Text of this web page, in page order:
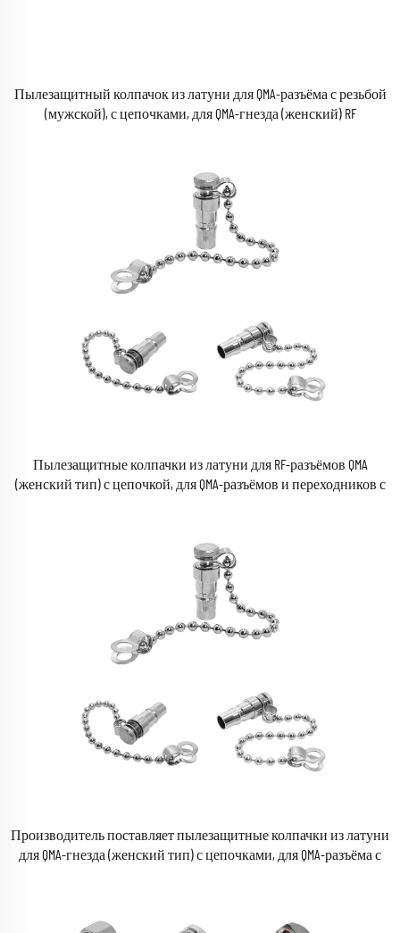
Пылезащитный колпачок из латуни для QMA-разъёма с резьбой
(мужской), с цепочками, для QMA-гнезда (женский) RF
Пылезащитные колпачки из латуни для RF-разъёмов QMA
(женский тип) с цепочкой, для QMA-разъёмов и переходников с
Производитель поставляет пылезащитные колпачки из латуни
для QMA-гнезда (женский тип) с цепочками, для QMA-разъёма с